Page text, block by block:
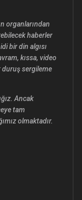
organlarından
haberler
bir din algısı
kıssa, video
duruş sergileme
Ancak
tam
olmaktadır.